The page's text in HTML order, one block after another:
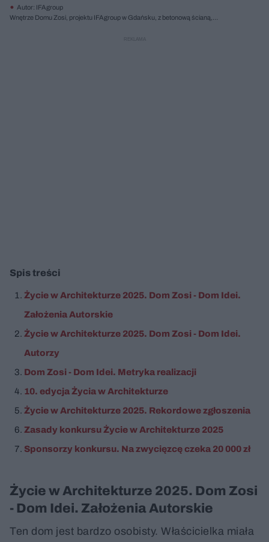
Autor: IFAgroup
Wnętrze Domu Zosi, projektu IFAgroup w Gdańsku, z betonową ścianą,
sofa w zygzaki i zielony dywan, ukazujące ciekawe rozwiązania wnętrzarskie, o
Spis treści
Życie w Architekturze 2025. Dom Zosi - Dom Idei.
Założenia Autorskie
Życie w Architekturze 2025. Dom Zosi - Dom Idei.
Autorzy
Dom Zosi - Dom Idei. Metryka realizacji
10. edycja Życia w Architekturze
Życie w Architekturze 2025. Rekordowe zgłoszenia
Zasady konkursu Życie w Architekturze 2025
Sponsorzy konkursu. Na zwycięzcę czeka 20 000 zł
Życie w Architekturze 2025. Dom Zosi
- Dom Idei. Założenia Autorskie
Ten dom jest bardzo osobisty. Właścicielka miała